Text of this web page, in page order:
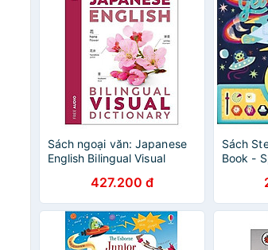
Sách ngoại văn: Japanese
English Bilingual Visual
427.200 đ
Sách
Book -